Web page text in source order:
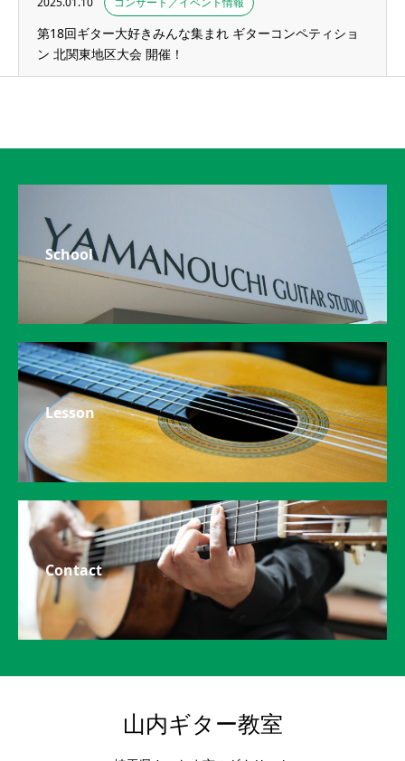
第18回ギター大好きみんな集まれ ギターコンペティショ
ン 北関東地区大会 開催！
School
Lesson
Contact
山内ギター教室